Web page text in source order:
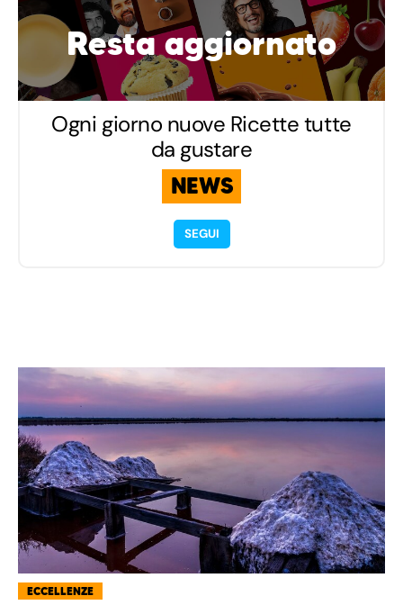
Resta aggiornato
Ogni giorno nuove Ricette tutte
da gustare
NEWS
SEGUI
ECCELLENZE